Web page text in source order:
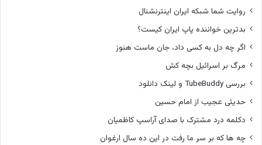
روایت شما شبکه ایران اینترنشنال
بدترین خواننده پاپ ایران کیست؟
اگر چه دل به کسی داد، جان ماست هنوز
مرگ بر اسرائیل بچه کش
بررسی TubeBuddy و لینک دانلود
حدیثی عجیب از امام حسین
دکلمه درد مشترک با صدای آراسپ کاظمیان
چه ها که بر سر ما رفت در این ده سال ارغوان